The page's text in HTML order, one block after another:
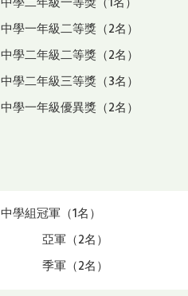
中學一年級二等獎（2名）
中學二年級二等獎（2名）
中學二年級三等獎（3名）
中學一年級優異獎（2名）
中學組冠軍（1名）
亞軍（2名）
季軍（2名）